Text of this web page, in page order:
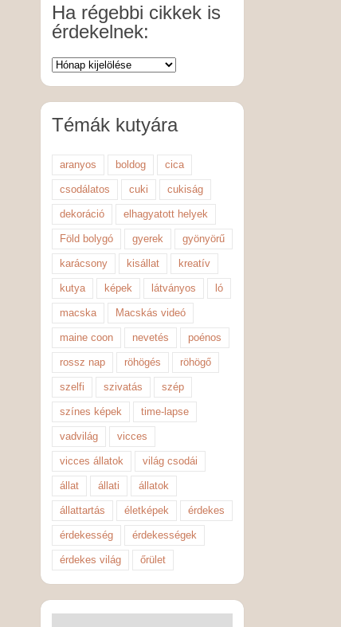
Ha régebbi cikkek is
érdekelnek:
Témák kutyára
aranyos boldog cica
csodálatos cuki cukiság
dekoráció elhagyatott helyek
Föld bolygó gyerek gyönyörű
karácsony kisállat kreatív
kutya képek látványos ló
macska Macskás videó
maine coon nevetés poénos
rossz nap röhögés röhögő
szelfi szivatás szép
színes képek time-lapse
vadvilág vicces
vicces állatok világ csodái
állat állati állatok
állattartás életképek érdekes
érdekesség érdekességek
érdekes világ őrület